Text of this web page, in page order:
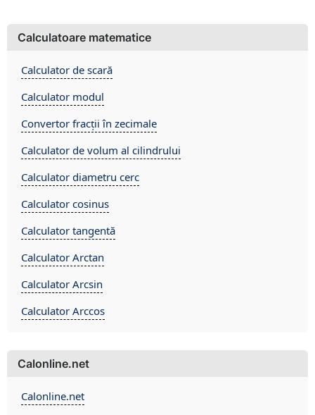
Calculatoare matematice
Calculator de scară
Calculator modul
Convertor fracții în zecimale
Calculator de volum al cilindrului
Calculator diametru cerc
Calculator cosinus
Calculator tangentă
Calculator Arctan
Calculator Arcsin
Calculator Arccos
Calonline.net
Calonline.net